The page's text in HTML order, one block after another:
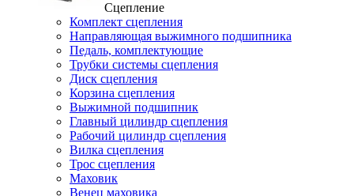
Сцепление
Комплект сцепления
Направляющая выжимного подшипника
Педаль, комплектующие
Трубки системы сцепления
Диск сцепления
Корзина сцепления
Выжимной подшипник
Главный цилиндр сцепления
Рабочий цилиндр сцепления
Вилка сцепления
Трос сцепления
Маховик
Венец маховика